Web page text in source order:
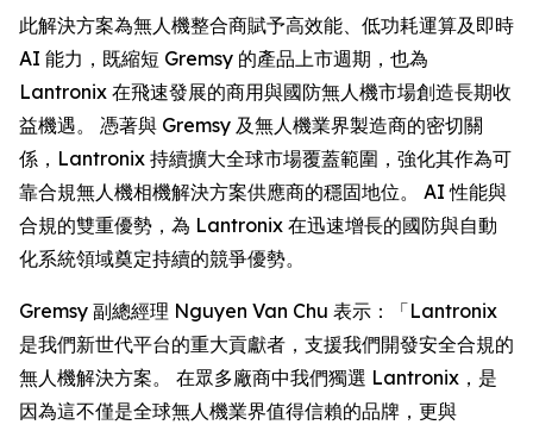
此解決方案為無人機整合商賦予高效能、低功耗運算及即時
AI 能力，既縮短 Gremsy 的產品上市週期，也為
Lantronix 在飛速發展的商用與國防無人機市場創造長期收
益機遇。 憑著與 Gremsy 及無人機業界製造商的密切關
係，Lantronix 持續擴大全球市場覆蓋範圍，強化其作為可
靠合規無人機相機解決方案供應商的穩固地位。 AI 性能與
合規的雙重優勢，為 Lantronix 在迅速增長的國防與自動
化系統領域奠定持續的競爭優勢。
Gremsy 副總經理 Nguyen Van Chu 表示：「Lantronix
是我們新世代平台的重大貢獻者，支援我們開發安全合規的
無人機解決方案。 在眾多廠商中我們獨選 Lantronix，是
因為這不僅是全球無人機業界值得信賴的品牌，更與